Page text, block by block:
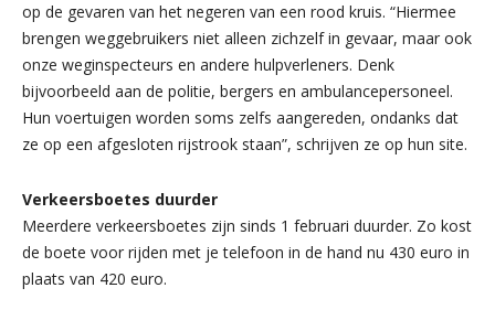
op de gevaren van het negeren van een rood kruis. “Hiermee
brengen weggebruikers niet alleen zichzelf in gevaar, maar ook
onze weginspecteurs en andere hulpverleners. Denk
bijvoorbeeld aan de politie, bergers en ambulancepersoneel.
Hun voertuigen worden soms zelfs aangereden, ondanks dat
ze op een afgesloten rijstrook staan”, schrijven ze op hun site.
Verkeersboetes duurder
Meerdere verkeersboetes zijn sinds 1 februari duurder. Zo kost
de boete voor rijden met je telefoon in de hand nu 430 euro in
plaats van 420 euro.